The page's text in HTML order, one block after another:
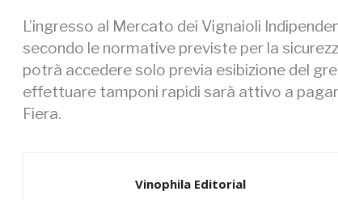
L’ingresso al Mercato dei Vignaioli
secondo le normative previste per la
potrà accedere solo previa esibizione del
effettuare tamponi rapidi sarà attivo a
Fiera.
Vinophila Editorial